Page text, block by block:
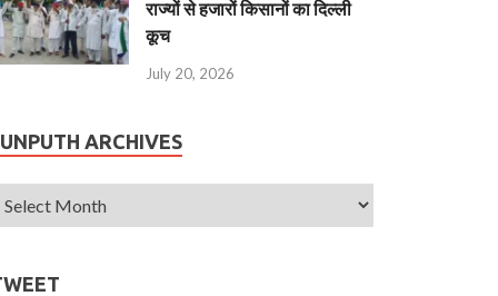
राज्यों से हजारों किसानों का दिल्ली
कूच
July 20, 2026
ARCHIVES